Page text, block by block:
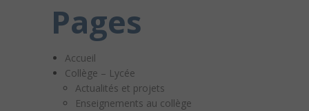
Pages
Accueil
Collège – Lycée
Actualités et projets
Enseignements au collège